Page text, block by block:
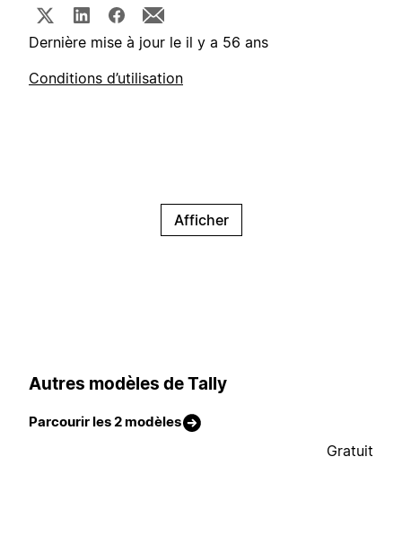
Dernière mise à jour le il y a 56 ans
Conditions d’utilisation
Afficher
Autres modèles de Tally
Parcourir les 2 modèles
Gratuit